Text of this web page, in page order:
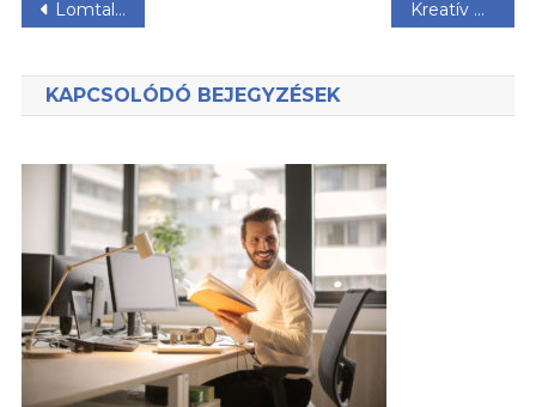
Bejegyzés
Lomtalanítás Szolnokon Kreatív Műhely sorozat – Petti Csaba
KAPCSOLÓDÓ BEJEGYZÉSEK